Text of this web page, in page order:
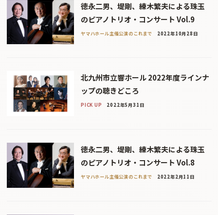
徳永二男、堤剛、練木繁夫による珠玉
のピアノトリオ・コンサート Vol.9
ヤマハホール主催公演のこれまで 2022年10月28日
北九州市立響ホール 2022年度ラインナ
ップの聴きどころ
PICK UP 2022年5月31日
徳永二男、堤剛、練木繁夫による珠玉
のピアノトリオ・コンサート Vol.8
ヤマハホール主催公演のこれまで 2022年2月11日